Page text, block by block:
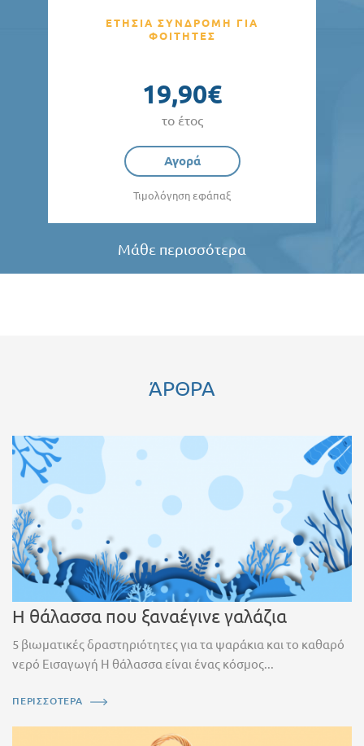
ΕΤΗΣΙΑ ΣΥΝΔΡΟΜΗ ΓΙΑ
ΦΟΙΤΗΤΕΣ
19,90€
το έτος
Αγορά
Τιμολόγηση εφάπαξ
Μάθε περισσότερα
ΆΡΘΡΑ
Η θάλασσα που ξαναέγινε γαλάζια
5 βιωματικές δραστηριότητες για τα ψαράκια και το καθαρό
νερό Εισαγωγή Η θάλασσα είναι ένας κόσμος...
ΠΕΡΙΣΣΟΤΕΡΑ